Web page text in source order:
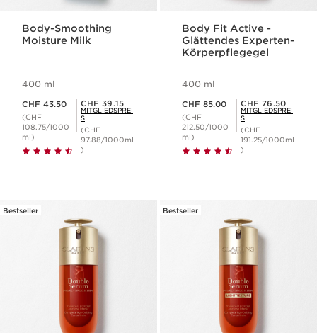
Body-Smoothing
Moisture Milk
400 ml
CHF 43.50
(CHF
108.75/1000
ml)
Mitgliederpreis CHF 39.15
CHF 39.15
MITGLIEDSPREI
S
(CHF
97.88/1000ml
)
Body Fit Active -
Glättendes Experten-
Körperpflegegel
400 ml
CHF 85.00
(CHF
212.50/1000
ml)
Mitgliederpreis CHF 76.50
CHF 76.50
MITGLIEDSPREI
S
(CHF
191.25/1000ml
)
Bestseller Bestseller